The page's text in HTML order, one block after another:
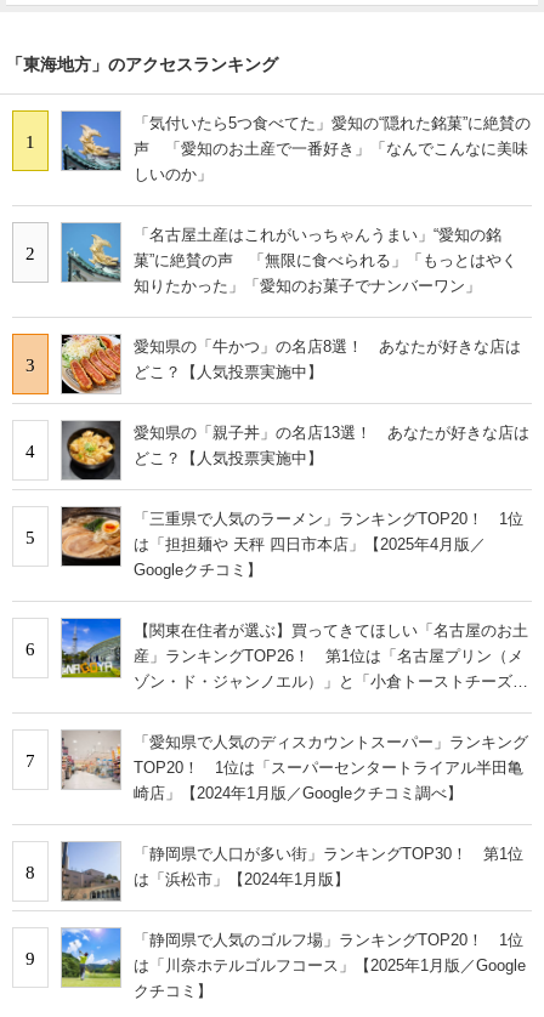
「東海地方」のアクセスランキング
1
「気付いたら5つ食べてた」愛知の“隠れた銘菓”に絶賛の
声 「愛知のお土産で一番好き」「なんでこんなに美味
しいのか」
2
「名古屋土産はこれがいっちゃんうまい」“愛知の銘
菓”に絶賛の声 「無限に食べられる」「もっとはやく
知りたかった」「愛知のお菓子でナンバーワン」
3
愛知県の「牛かつ」の名店8選！ あなたが好きな店は
どこ？【人気投票実施中】
4
愛知県の「親子丼」の名店13選！ あなたが好きな店は
どこ？【人気投票実施中】
5
「三重県で人気のラーメン」ランキングTOP20！ 1位
は「担担麺や 天秤 四日市本店」【2025年4月版／
Googleクチコミ】
6
【関東在住者が選ぶ】買ってきてほしい「名古屋のお土
産」ランキングTOP26！ 第1位は「名古屋プリン（メ
ゾン・ド・ジャンノエル）」と「小倉トーストチーズケ
7
「愛知県で人気のディスカウントスーパー」ランキング
TOP20！ 1位は「スーパーセンタートライアル半田亀
崎店」【2024年1月版／Googleクチコミ調べ】
8
「静岡県で人口が多い街」ランキングTOP30！ 第1位
は「浜松市」【2024年1月版】
9
「静岡県で人気のゴルフ場」ランキングTOP20！ 1位
は「川奈ホテルゴルフコース」【2025年1月版／Google
クチコミ】